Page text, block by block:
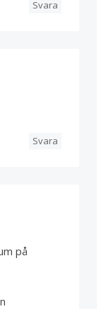
Svara
Svara
på